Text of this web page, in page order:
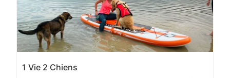
1 Vie 2 Chiens